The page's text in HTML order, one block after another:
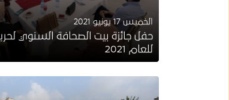
الخميس 17 يونيو 2021
حفل جائزة بيت الصحافة السنوي
للعام 2021